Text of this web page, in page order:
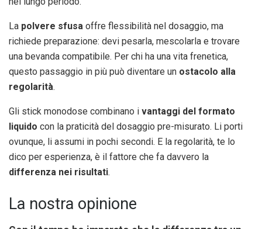
La polvere sfusa offre flessibilità nel dosaggio, ma
richiede preparazione: devi pesarla, mescolarla e trovare
una bevanda compatibile. Per chi ha una vita frenetica,
questo passaggio in più può diventare un ostacolo alla
regolarità.
Gli stick monodose combinano i vantaggi del formato
liquido con la praticità del dosaggio pre-misurato. Li porti
ovunque, li assumi in pochi secondi. E la regolarità, te lo
dico per esperienza, è il fattore che fa davvero la
differenza nei risultati.
La nostra opinione